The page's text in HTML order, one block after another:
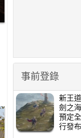
事前登錄
新王
劍之
預定
行發布